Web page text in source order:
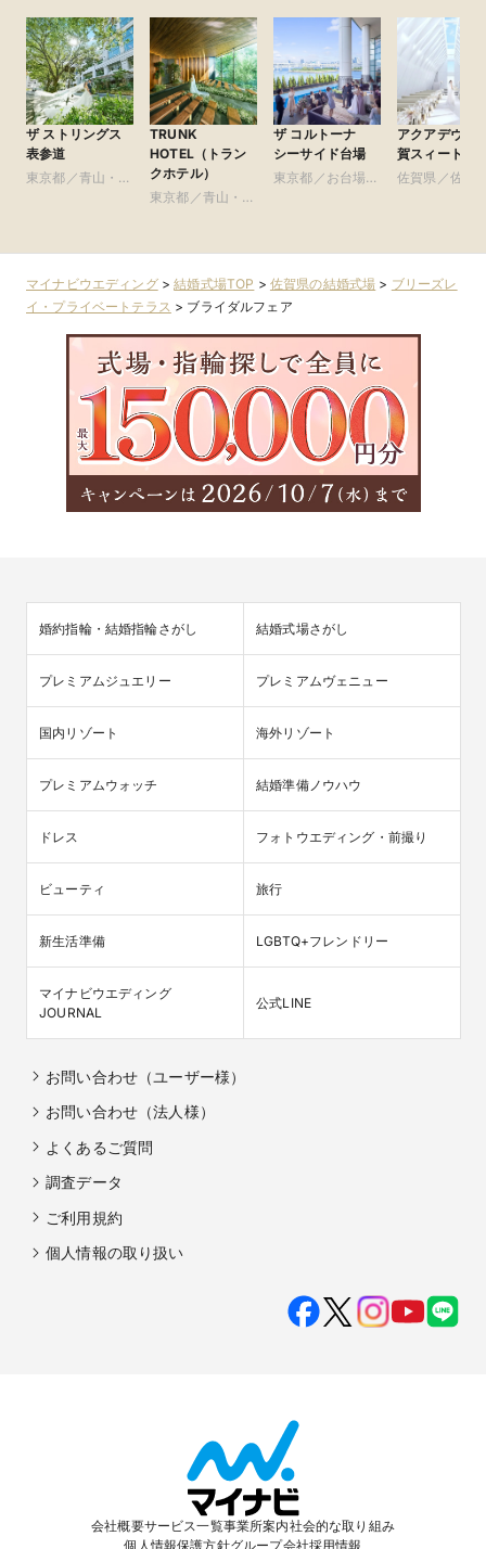
ザ ストリングス
表参道
東京都／青山・表
TRUNK
HOTEL（トラン
クホテル）
東京都／青山・表
ザ コルトーナ
シーサイド台場
東京都／お台場・
アクアデヴュ
賀スィートテ
佐賀県／佐賀
マイナビウエディング>結婚式場TOP > 佐賀県の結婚式場 > ブリーズレ
イ・プライベートテラス > ブライダルフェア
婚約指輪・結婚指輪さがし 結婚式場さがし
プレミアムジュエリー プレミアムヴェニュー
国内リゾート 海外リゾート
プレミアムウォッチ 結婚準備ノウハウ
ドレス フォトウエディング・前撮り
ビューティ 旅行
新生活準備 LGBTQ+フレンドリー
マイナビウエディング
JOURNAL
公式LINE
お問い合わせ（ユーザー様）
お問い合わせ（法人様）
よくあるご質問
調査データ
ご利用規約
個人情報の取り扱い
会社概要サービス一覧事業所案内社会的な取り組み
個人情報保護方針グループ会社採用情報